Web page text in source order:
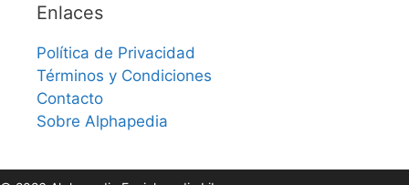
Enlaces
Política de Privacidad
Términos y Condiciones
Contacto
Sobre Alphapedia